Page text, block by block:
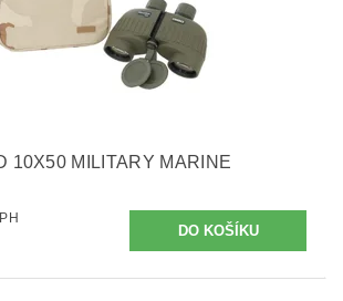
10X50 MILITARY MARINE
DPH